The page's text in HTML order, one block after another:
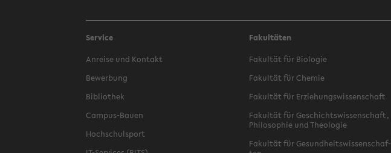
Service
An­rei­se und Kon­takt
Be­wer­bung
Bi­blio­thek
Campus-​Bauen
Hoch­schul­sport
Fakultäten
Fa­kul­tät für Bio­lo­gie
Fa­kul­tät für Che­mie
Fa­kul­tät für Er­zie­hungs­wis­sen­schaft
Fa­kul­tät für Ge­schichts­wis­sen­schaft,
Phi­lo­so­phie und Theo­lo­gie
Fa­kul­tät für Ge­sund­heits­wis­sen­schaf­